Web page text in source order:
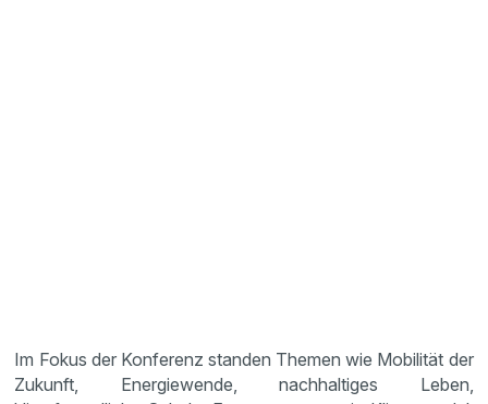
Im Fokus der Konferenz standen Themen wie Mobilität der
Zukunft, Energiewende, nachhaltiges Leben,